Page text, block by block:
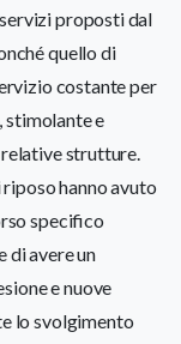
proposti dal
quello di
costante per
stimolante e
strutture.
hanno avuto
specifico
di avere un
e nuove
lo svolgimento